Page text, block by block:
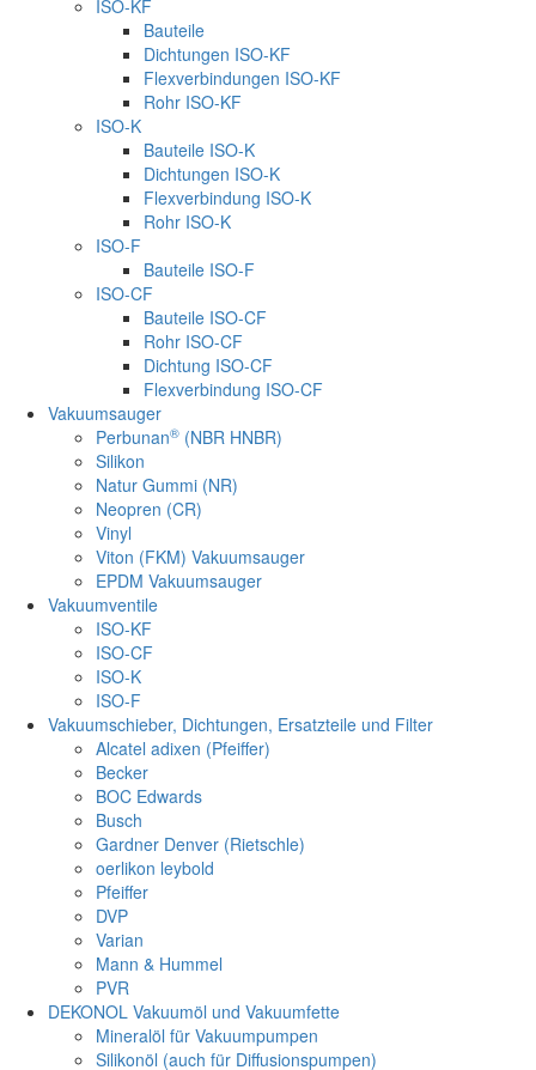
ISO-KF
Bauteile
Dichtungen ISO-KF
Flexverbindungen ISO-KF
Rohr ISO-KF
ISO-K
Bauteile ISO-K
Dichtungen ISO-K
Flexverbindung ISO-K
Rohr ISO-K
ISO-F
Bauteile ISO-F
ISO-CF
Bauteile ISO-CF
Rohr ISO-CF
Dichtung ISO-CF
Flexverbindung ISO-CF
Vakuumsauger
Perbunan® (NBR HNBR)
Silikon
Natur Gummi (NR)
Neopren (CR)
Vinyl
Viton (FKM) Vakuumsauger
EPDM Vakuumsauger
Vakuumventile
ISO-KF
ISO-CF
ISO-K
ISO-F
Vakuumschieber, Dichtungen, Ersatzteile und Filter
Alcatel adixen (Pfeiffer)
Becker
BOC Edwards
Busch
Gardner Denver (Rietschle)
oerlikon leybold
Pfeiffer
DVP
Varian
Mann & Hummel
PVR
DEKONOL Vakuumöl und Vakuumfette
Mineralöl für Vakuumpumpen
Silikonöl (auch für Diffusionspumpen)